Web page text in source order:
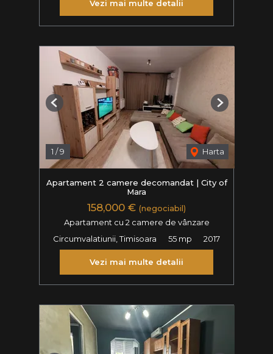
Vezi mai multe detalii
1 /9 Harta
Previous Next
Apartament 2 camere decomandat | City of
Mara
158,000 € (negociabil)
Apartament cu 2 camere de vânzare
Circumvalatiunii, Timisoara
55 mp 2017
Vezi mai multe detalii